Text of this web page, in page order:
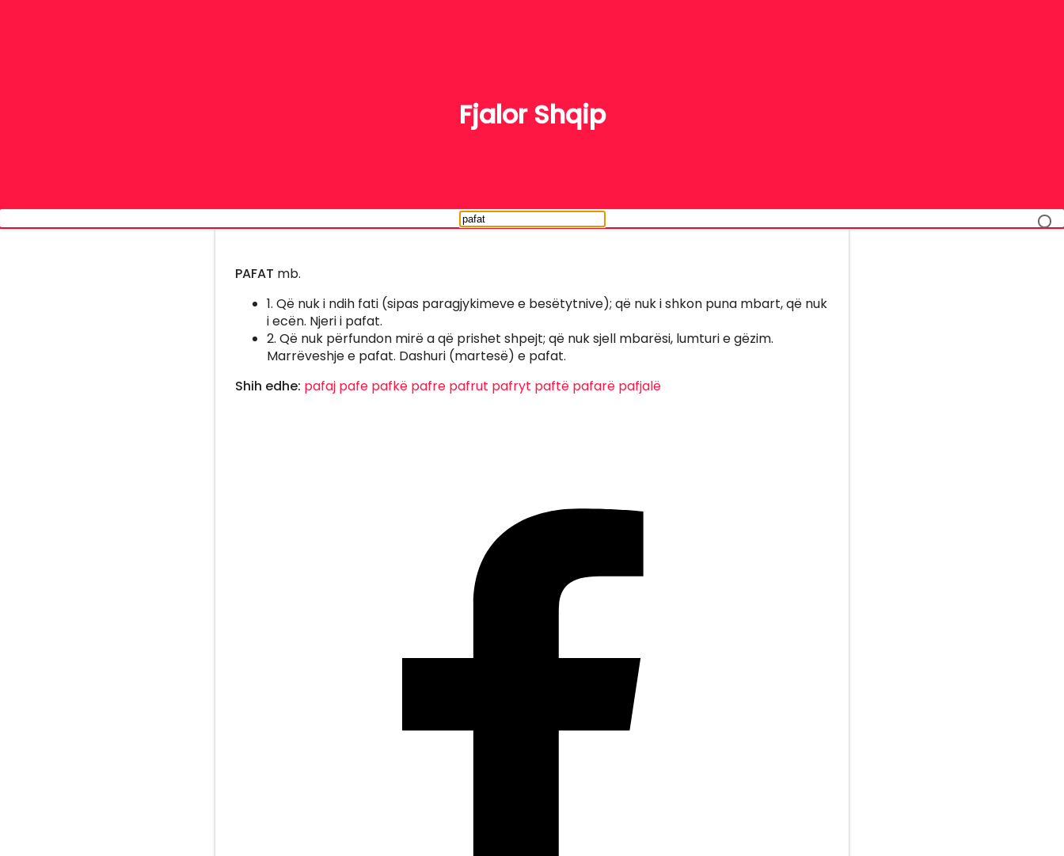
Fjalor Shqip
PAFAT mb.
1. Që nuk i ndih fati (sipas paragjykimeve e besëtytnive); që nuk i shkon puna mbart, që nuk
i ecën. Njeri i pafat.
2. Që nuk përfundon mirë a që prishet shpejt; që nuk sjell mbarësi, lumturi e gëzim.
Marrëveshje e pafat. Dashuri (martesë) e pafat.
Shih edhe: pafaj pafe pafkë pafre pafrut pafryt paftë pafarë pafjalë